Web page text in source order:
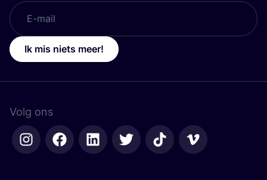
Ik mis niets meer!
Volg ons